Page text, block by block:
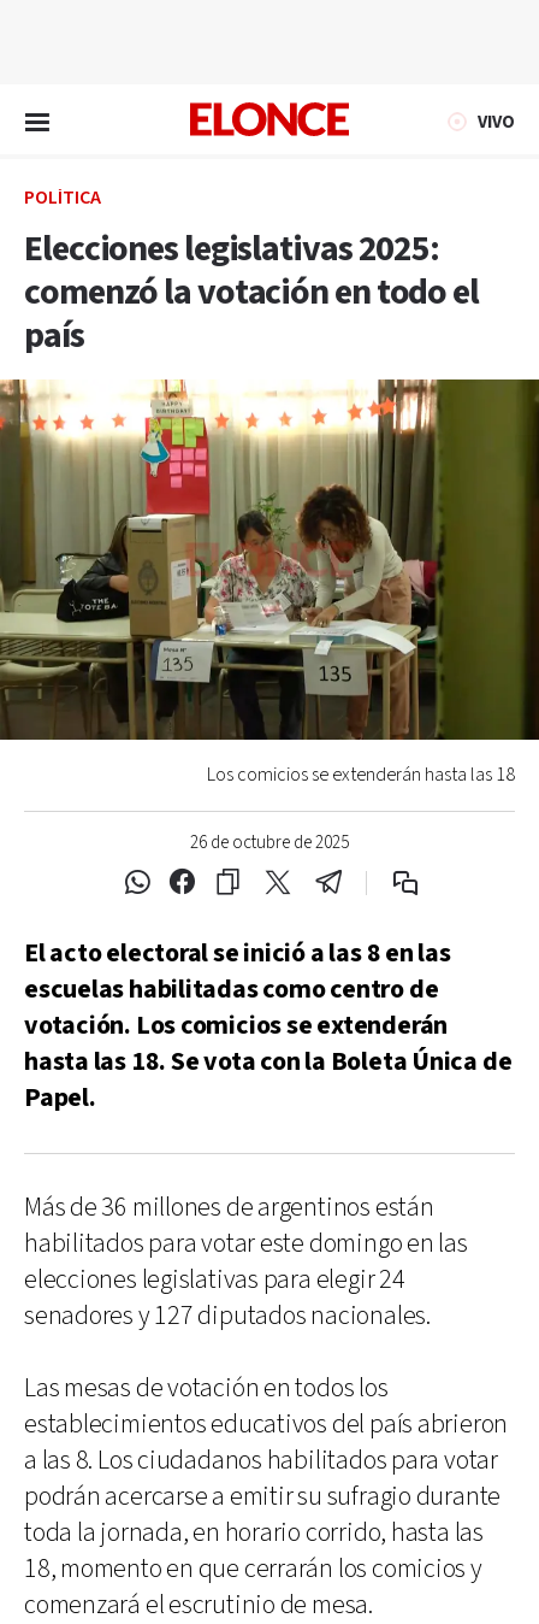
VIVO
POLÍTICA
Elecciones legislativas 2025:
comenzó la votación en todo el
país
26 de octubre de 2025
Los comicios se extenderán hasta las 18
El acto electoral se inició a las 8 en las
escuelas habilitadas como centro de
votación. Los comicios se extenderán
hasta las 18. Se vota con la Boleta Única de
Papel.
Más de 36 millones de argentinos están
habilitados para votar este domingo en las
elecciones legislativas para elegir 24
senadores y 127 diputados nacionales.
Las mesas de votación en todos los
establecimientos educativos del país abrieron
a las 8. Los ciudadanos habilitados para votar
podrán acercarse a emitir su sufragio durante
toda la jornada, en horario corrido, hasta las
18, momento en que cerrarán los comicios y
comenzará el escrutinio de mesa.